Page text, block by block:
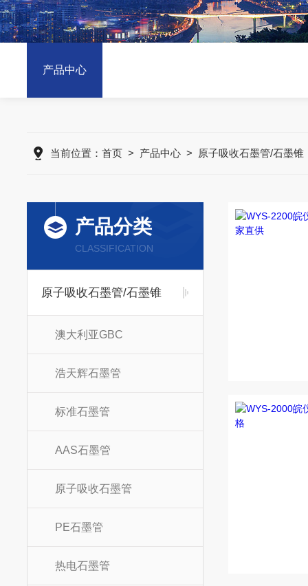
产品中心
当前位置： 首页 > 产品中心 > 原子吸收石墨管/石墨锥
产品分类
CLASSIFICATION
原子吸收石墨管/石墨锥
澳大利亚GBC
浩天辉石墨管
标准石墨管
AAS石墨管
原子吸收石墨管
PE石墨管
热电石墨管